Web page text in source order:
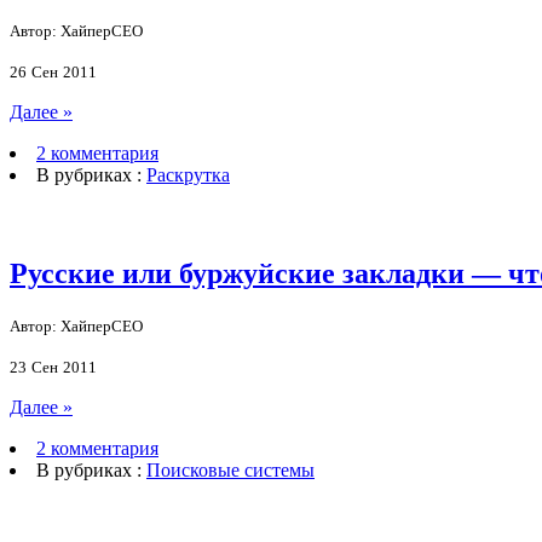
Автор: ХайперСЕО
26 Сен 2011
Далее »
2 комментария
В рубриках : Раскрутка
Русские или буржуйские закладки —
Автор: ХайперСЕО
23 Сен 2011
Далее »
2 комментария
В рубриках : Поисковые системы